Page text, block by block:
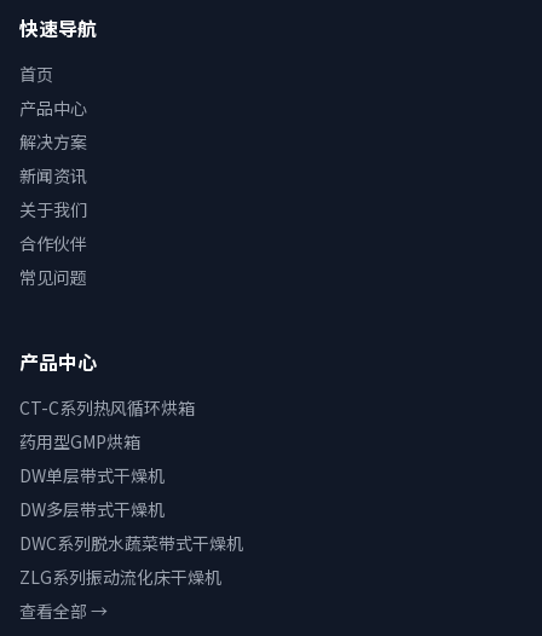
快速导航
首页
产品中心
解决方案
新闻资讯
关于我们
合作伙伴
常见问题
产品中心
CT-C系列热风循环烘箱
药用型GMP烘箱
DW单层带式干燥机
DW多层带式干燥机
DWC系列脱水蔬菜带式干燥机
ZLG系列振动流化床干燥机
查看全部 →